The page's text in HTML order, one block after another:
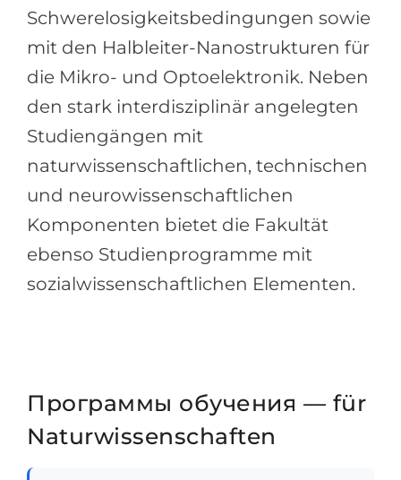
Schwerelosigkeitsbedingungen sowie
mit den Halbleiter-Nanostrukturen für
die Mikro- und Optoelektronik. Neben
den stark interdisziplinär angelegten
Studiengängen mit
naturwissenschaftlichen, technischen
und neurowissenschaftlichen
Komponenten bietet die Fakultät
ebenso Studienprogramme mit
sozialwissenschaftlichen Elementen.
Программы обучения — für
Naturwissenschaften